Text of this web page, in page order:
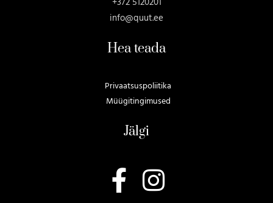
info@quut.ee
Hea teada
Privaatsuspoliitika
Müügitingimused
Jälgi